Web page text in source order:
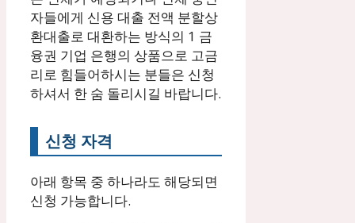
자들에게 신용 대출 전액 분할상
환대출로 대환하는 방식의 1 금
융권 기업 은행의 상품으로 고금
리로 힘들어하시는 분들은 신청
하셔서 한 숨 돌리시길 바랍니다.
신청 자격
아래 항목 중 하나라도 해당되면
신청 가능합니다.